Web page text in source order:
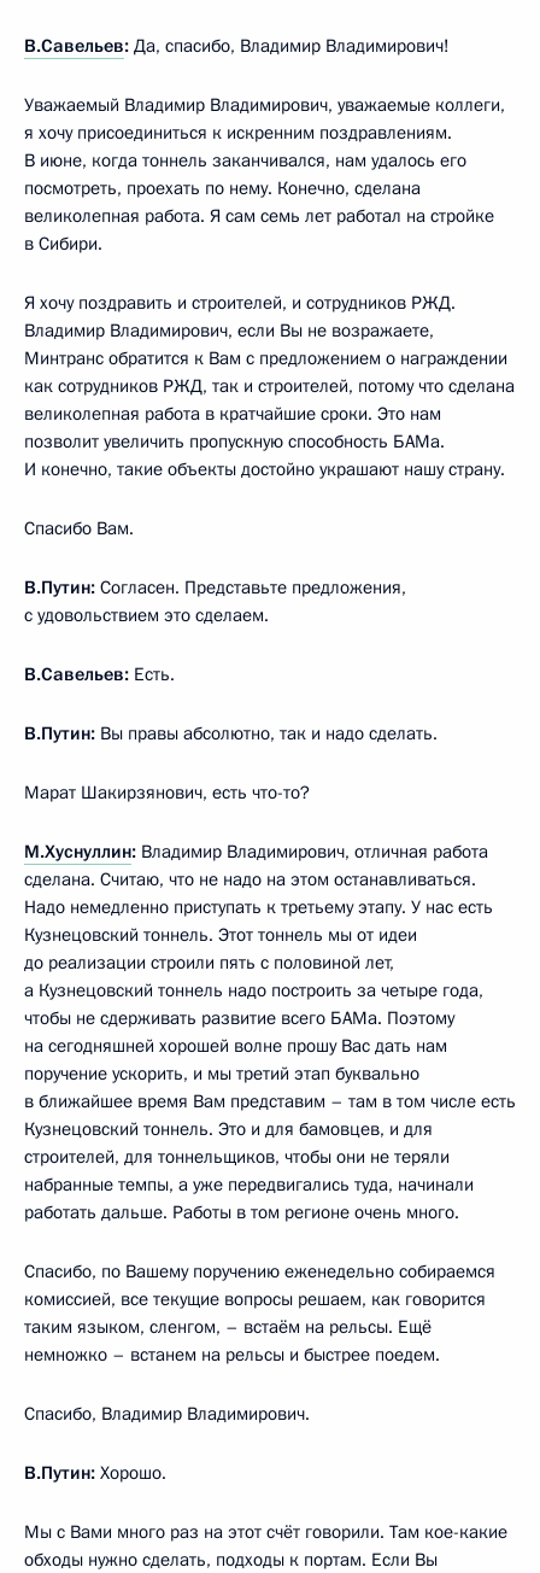
В.Савельев: Да, спасибо, Владимир Владимирович!
Уважаемый Владимир Владимирович, уважаемые коллеги,
я хочу присоединиться к искренним поздравлениям.
В июне, когда тоннель заканчивался, нам удалось его
посмотреть, проехать по нему. Конечно, сделана
великолепная работа. Я сам семь лет работал на стройке
в Сибири.
Я хочу поздравить и строителей, и сотрудников РЖД.
Владимир Владимирович, если Вы не возражаете,
Минтранс обратится к Вам с предложением о награждении
как сотрудников РЖД, так и строителей, потому что сделана
великолепная работа в кратчайшие сроки. Это нам
позволит увеличить пропускную способность БАМа.
И конечно, такие объекты достойно украшают нашу страну.
Спасибо Вам.
В.Путин: Согласен. Представьте предложения,
с удовольствием это сделаем.
В.Савельев: Есть.
В.Путин: Вы правы абсолютно, так и надо сделать.
Марат Шакирзянович, есть что-то?
М.Хуснуллин: Владимир Владимирович, отличная работа
сделана. Считаю, что не надо на этом останавливаться.
Надо немедленно приступать к третьему этапу. У нас есть
Кузнецовский тоннель. Этот тоннель мы от идеи
до реализации строили пять с половиной лет,
а Кузнецовский тоннель надо построить за четыре года,
чтобы не сдерживать развитие всего БАМа. Поэтому
на сегодняшней хорошей волне прошу Вас дать нам
поручение ускорить, и мы третий этап буквально
в ближайшее время Вам представим – там в том числе есть
Кузнецовский тоннель. Это и для бамовцев, и для
строителей, для тоннельщиков, чтобы они не теряли
набранные темпы, а уже передвигались туда, начинали
работать дальше. Работы в том регионе очень много.
Спасибо, по Вашему поручению еженедельно собираемся
комиссией, все текущие вопросы решаем, как говорится
таким языком, сленгом, – встаём на рельсы. Ещё
немножко – встанем на рельсы и быстрее поедем.
Спасибо, Владимир Владимирович.
В.Путин: Хорошо.
Мы с Вами много раз на этот счёт говорили. Там кое-какие
обходы нужно сделать, подходы к портам. Если Вы